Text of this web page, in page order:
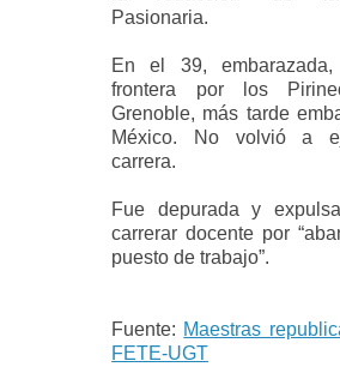
Pasionaria.
En el 39,
frontera por los
Grenoble, más tarde
México. No volvió a
carrera.
Fue depurada y
carrerar docente por
puesto de trabajo”.
Fuente: Maestras
FETE-UGT